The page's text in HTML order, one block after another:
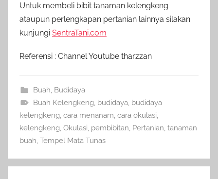
Untuk membeli bibit tanaman kelengkeng
ataupun perlengkapan pertanian lainnya silakan
kunjungi SentraTani.com
Referensi : Channel Youtube tharzzan
Buah Budidaya
Buah Kelengkeng budidaya budidaya
kelengkeng cara menanam cara okulasi
kelengkeng Okulasi pembibitan Pertanian tanaman
buah Tempel Mata Tunas